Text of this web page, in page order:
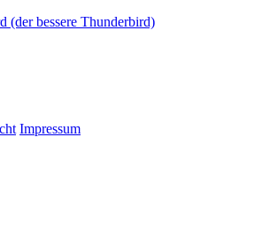
(der bessere Thunderbird)
Impressum